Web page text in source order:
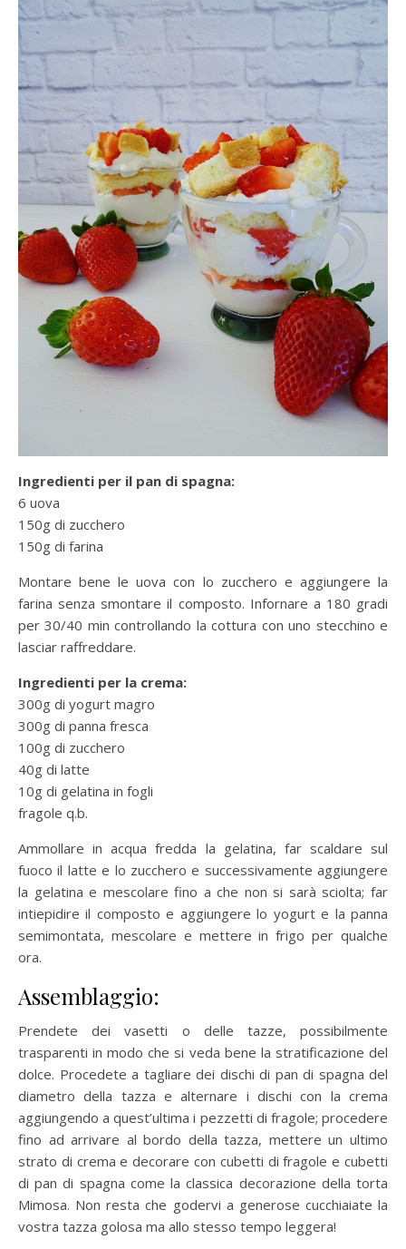
Ingredienti per il pan di spagna:
6 uova
150g di zucchero
150g di farina
Montare bene le uova con lo zucchero e aggiungere la
farina senza smontare il composto. Infornare a 180 gradi
per 30/40 min controllando la cottura con uno stecchino e
lasciar raffreddare.
Ingredienti per la crema:
300g di yogurt magro
300g di panna fresca
100g di zucchero
40g di latte
10g di gelatina in fogli
fragole q.b.
Ammollare in acqua fredda la gelatina, far scaldare sul
fuoco il latte e lo zucchero e successivamente aggiungere
la gelatina e mescolare fino a che non si sarà sciolta; far
intiepidire il composto e aggiungere lo yogurt e la panna
semimontata, mescolare e mettere in frigo per qualche
ora.
Assemblaggio:
Prendete dei vasetti o delle tazze, possibilmente
trasparenti in modo che si veda bene la stratificazione del
dolce. Procedete a tagliare dei dischi di pan di spagna del
diametro della tazza e alternare i dischi con la crema
aggiungendo a quest’ultima i pezzetti di fragole; procedere
fino ad arrivare al bordo della tazza, mettere un ultimo
strato di crema e decorare con cubetti di fragole e cubetti
di pan di spagna come la classica decorazione della torta
Mimosa. Non resta che godervi a generose cucchiaiate la
vostra tazza golosa ma allo stesso tempo leggera!